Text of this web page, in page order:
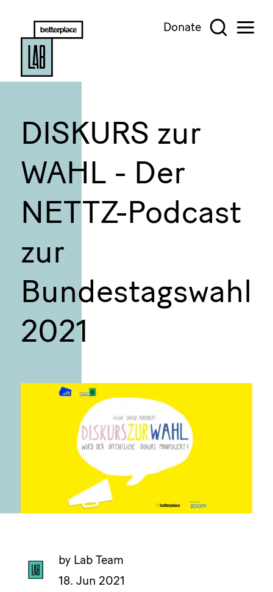
Donate
DISKURS zur
WAHL - Der
NETTZ-Podcast
zur
Bundestagswahl
2021
by Lab Team
18. Jun 2021